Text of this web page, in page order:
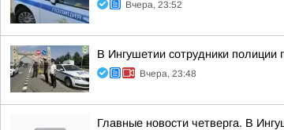
Вчера, 23:52
В Ингушетии сотрудники полиции
Вчера, 23:48
Главные новости четверга. В